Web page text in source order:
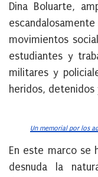
Dina Boluarte,
movimientos
estudiantes y
militares y
heridos, detenidos
Un memorial por los
En este marco se
desnuda la